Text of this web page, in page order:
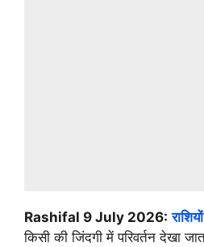
Rashifal 9 July 2026: राशियों
किसी की जिंदगी में परिवर्तन देखा